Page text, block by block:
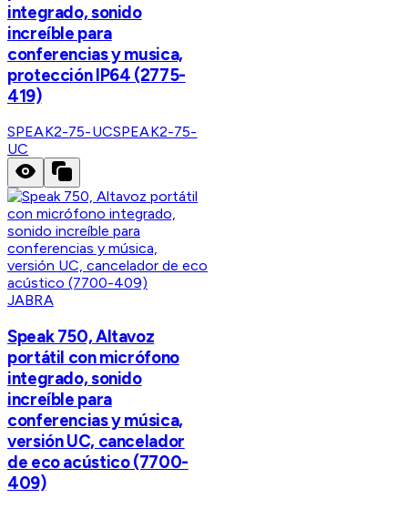
integrado, sonido
increíble para
conferencias y musica,
protección IP64 (2775-
419)
SPEAK2-75-UCSPEAK2-75-
UC
JABRA
Speak 750, Altavoz
portátil con micrófono
integrado, sonido
increíble para
conferencias y música,
versión UC, cancelador
de eco acústico (7700-
409)